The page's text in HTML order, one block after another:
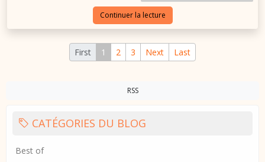
Continuer la lecture
First 1 2 3 Next Last
RSS
CATÉGORIES DU BLOG
Best of